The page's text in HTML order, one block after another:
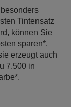
Tintensatz
können Sie
sparen*.
erzeugt auch
7.500 in